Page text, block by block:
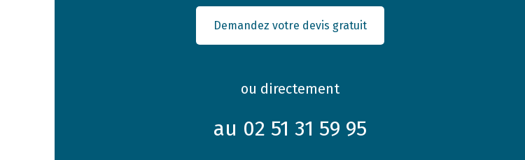
Demandez votre devis gratuit
ou directement
au 02 51 31 59 95